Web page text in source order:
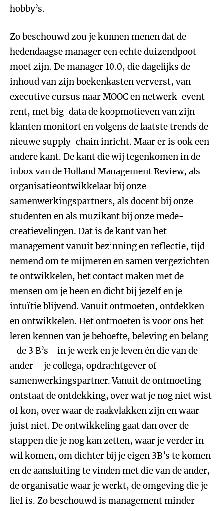
hobby’s.
Zo beschouwd zou je kunnen menen dat de
hedendaagse manager een echte duizendpoot
moet zijn. De manager 10.0, die dagelijks de
inhoud van zijn boekenkasten ververst, van
executive cursus naar MOOC en netwerk-event
rent, met big-data de koopmotieven van zijn
klanten monitort en volgens de laatste trends de
nieuwe supply-chain inricht. Maar er is ook een
andere kant. De kant die wij tegenkomen in de
inbox van de Holland Management Review, als
organisatieontwikkelaar bij onze
samenwerkingspartners, als docent bij onze
studenten en als muzikant bij onze mede-
creatievelingen. Dat is de kant van het
management vanuit bezinning en reflectie, tijd
nemend om te mijmeren en samen vergezichten
te ontwikkelen, het contact maken met de
mensen om je heen en dicht bij jezelf en je
intuïtie blijvend. Vanuit ontmoeten, ontdekken
en ontwikkelen. Het ontmoeten is voor ons het
leren kennen van je behoefte, beleving en belang
- de 3 B’s - in je werk en je leven én die van de
ander – je collega, opdrachtgever of
samenwerkingspartner. Vanuit de ontmoeting
ontstaat de ontdekking, over wat je nog niet wist
of kon, over waar de raakvlakken zijn en waar
juist niet. De ontwikkeling gaat dan over de
stappen die je nog kan zetten, waar je verder in
wil komen, om dichter bij je eigen 3B’s te komen
en de aansluiting te vinden met die van de ander,
de organisatie waar je werkt, de omgeving die je
lief is. Zo beschouwd is management minder